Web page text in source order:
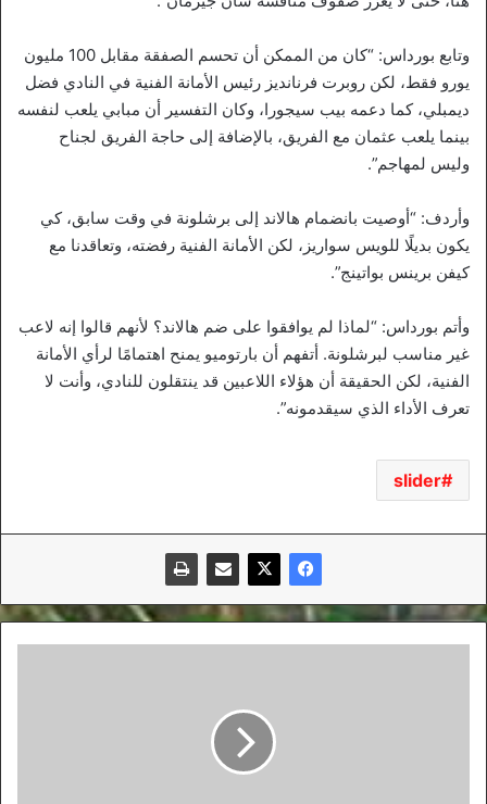
وتابع بورداس: “كان من الممكن أن تحسم الصفقة مقابل 100 مليون
يورو فقط، لكن روبرت فرنانديز رئيس الأمانة الفنية في النادي فضل
ديمبلي، كما دعمه بيب سيجورا، وكان التفسير أن مبابي يلعب لنفسه
بينما يلعب عثمان مع الفريق، بالإضافة إلى حاجة الفريق لجناح
وليس لمهاجم”.
وأردف: “أوصيت بانضمام هالاند إلى برشلونة في وقت سابق، كي
يكون بديلًا للويس سواريز، لكن الأمانة الفنية رفضته، وتعاقدنا مع
كيفن برينس بواتينج”.
وأتم بورداس: “لماذا لم يوافقوا على ضم هالاند؟ لأنهم قالوا إنه لاعب
غير مناسب لبرشلونة. أتفهم أن بارتوميو يمنح اهتمامًا لرأي الأمانة
الفنية، لكن الحقيقة أن هؤلاء اللاعبين قد ينتقلون للنادي، وأنت لا
تعرف الأداء الذي سيقدمونه”.
slider